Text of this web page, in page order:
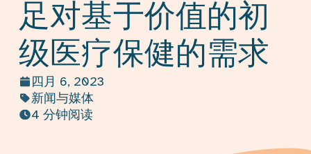
足对基于价值的初
级医疗保健的需求
四月 6, 2023
新闻与媒体
4 分钟阅读